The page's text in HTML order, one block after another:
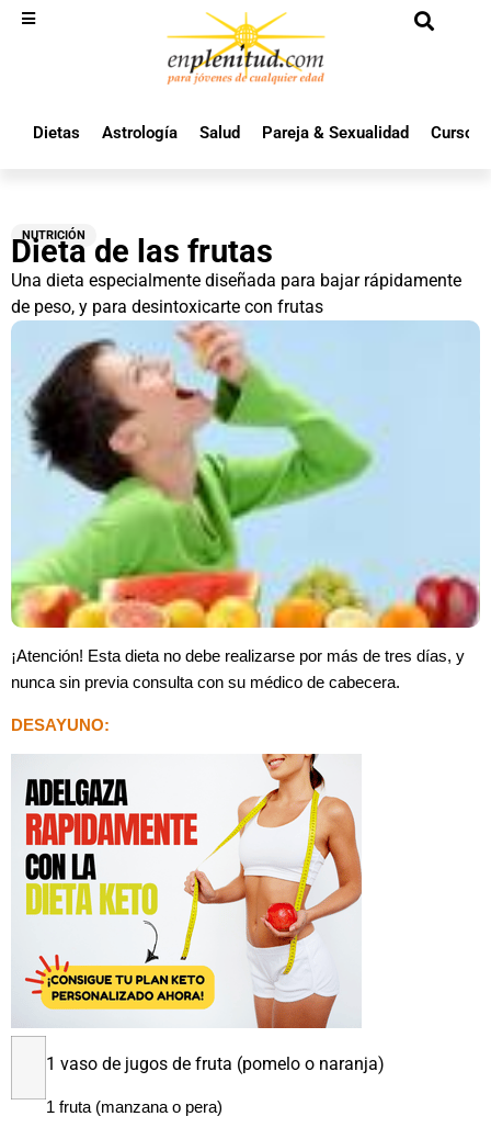
Dietas Astrología Salud Pareja & Sexualidad Cursos
NUTRICIÓN
Dieta de las frutas
Una dieta especialmente diseñada para bajar rápidamente
de peso, y para desintoxicarte con frutas
¡Atención! Esta dieta no debe realizarse por más de tres días, y
nunca sin previa consulta con su médico de cabecera.
DESAYUNO:
1 vaso de jugos de fruta (pomelo o naranja)
1 fruta (manzana o pera)